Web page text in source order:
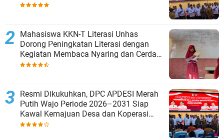
Mahasiswa KKN-T Literasi Unhas
Dorong Peningkatan Literasi dengan
Kegiatan Membaca Nyaring dan Cerdas
Mengulas Buku di UPT SDN 66 Kajang
Resmi Dikukuhkan, DPC APDESI Merah
Putih Wajo Periode 2026–2031 Siap
Kawal Kemajuan Desa dan Koperasi
Merah Putih